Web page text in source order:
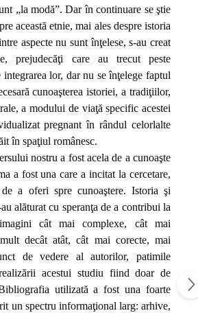
„la modă”. Dar în continuare se ştie
această etnie, mai ales despre istoria
aspecte nu sunt înţelese, s‑au creat
prejudecăţi care au trecut peste
integrarea lor, dar nu se înţelege faptul
cunoaşterea istoriei, a tradiţiilor,
a modului de viaţă specific acestei
pregnant în rândul celorlalte
în spaţiul românesc.
nostru a fost acela de a cunoaşte
a fost una care a incitat la cercetare,
a oferi spre cunoaştere. Istoria şi
alăturat cu speranţa de a contribui la
cât mai complexe, cât mai
decât atât, cât mai corecte, mai
de vedere al autorilor, patimile
acestui studiu fiind doar de
utilizată a fost una foarte
un spectru informaţional larg: arhive,